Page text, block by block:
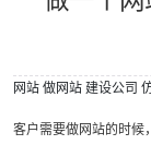
网站 做网站 建设公司
客户需要做网站的时候